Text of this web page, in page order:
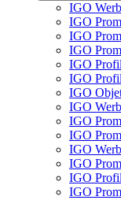
IGO
IGO
IGO
IGO
IGO
IGO
IGO
IGO
IGO
IGO
IGO
IGO
IGO
IGO